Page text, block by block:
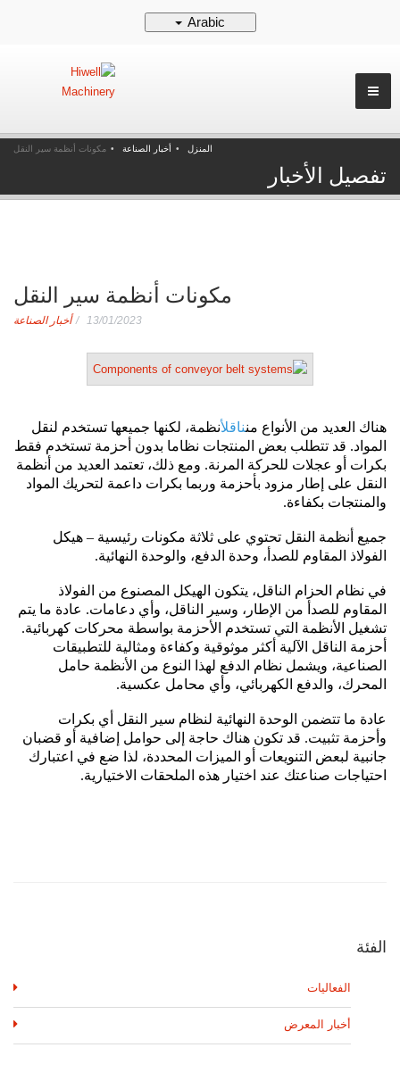
Arabic
تفصيل الأخبار
المنزل أخبار الصناعة مكونات أنظمة سير النقل
مكونات أنظمة سير النقل
13/01/2023 أخبار الصناعة
الفئة
الفعاليات
أخبار المعرض